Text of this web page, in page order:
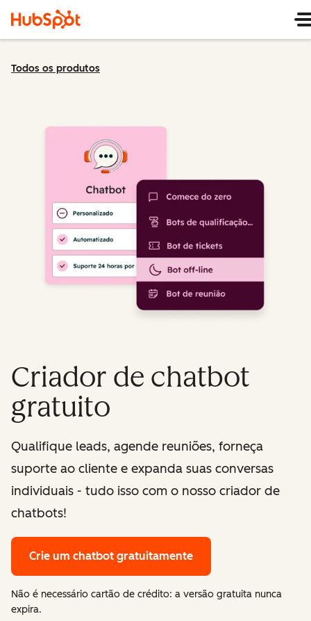
Todos os produtos
Criador de chatbot
gratuito
Qualifique leads, agende reuniões, forneça
suporte ao cliente e expanda suas conversas
individuais - tudo isso com o nosso criador de
chatbots!
Crie um chatbot gratuitamente
Não é necessário cartão de crédito: a versão gratuita nunca
expira.